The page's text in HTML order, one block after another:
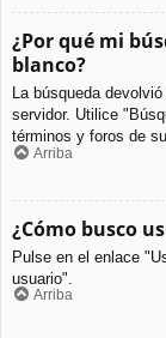
¿Por qué mi
blanco?
La búsqueda
servidor. Utilice
términos y foros de
Arriba
¿Cómo busco
Pulse en el enlace
usuario".
Arriba